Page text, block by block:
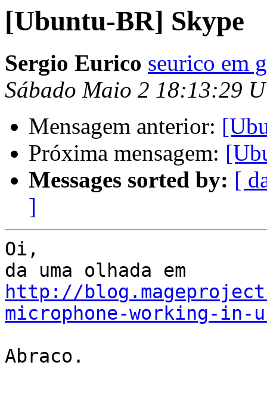
[Ubuntu-BR] Skype
Sergio Eurico seurico em
Sábado Maio 2 18:13:29
Mensagem anterior:
Próxima mensagem:
Messages sorted by: [
]
Oi,
http://
microphone-working-in-
Abraco.